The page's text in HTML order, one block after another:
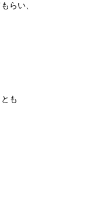
らい、
も